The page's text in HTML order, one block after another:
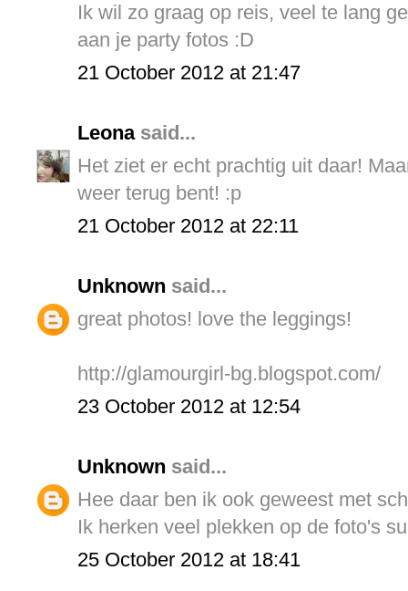
Ik wil zo graag op reis, veel te lang
aan je party fotos :D
21 October 2012 at 21:47
Leonasaid...
Het ziet er echt prachtig uit daar!
weer terug bent! :p
21 October 2012 at 22:11
Unknown said...
great photos! love the leggings!
http://glamourgirl-bg.blogspot.com/
23 October 2012 at 12:54
Unknown said...
Hee daar ben ik ook geweest met
Ik herken veel plekken op de foto's
25 October 2012 at 18:41